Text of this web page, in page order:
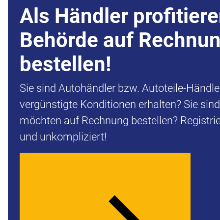
Als Händler
Behörde auf
bestellen!
Sie sind Autohändler bzw. Autoteile-
vergünstigte Konditionen erhalten? Sie
möchten auf Rechnung bestellen?
und unkompliziert!